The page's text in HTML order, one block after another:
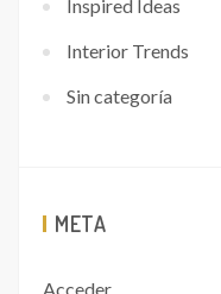
Inspired Ideas
Interior Trends
Sin categoría
META
Acceder